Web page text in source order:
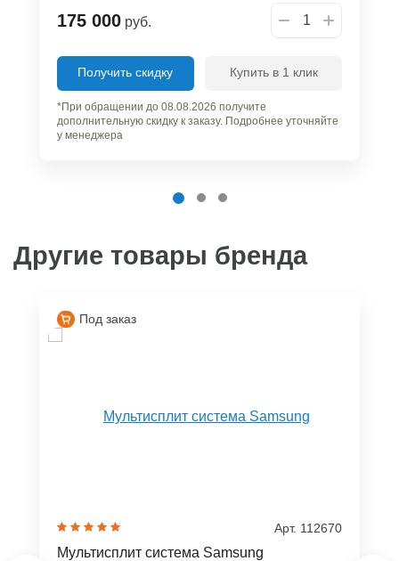
175 000 руб.
Получить скидку Купить в 1 клик
*При обращении до 08.08.2026 получите
дополнительную скидку к заказу. Подробнее уточняйте
у менеджера
Другие товары бренда
Под заказ
Арт. 112670
Мультисплит система Samsung